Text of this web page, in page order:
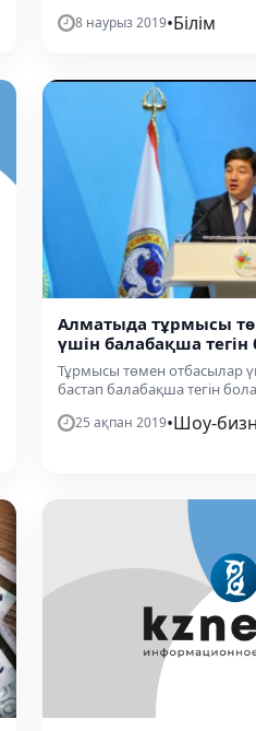
8 наурыз 2019•Білім
Алматыда тұрмысы
үшін балабақша тегін
Тұрмысы төмен отбасылар
бастап балабақша тегін
25 ақпан 2019•Шоу-